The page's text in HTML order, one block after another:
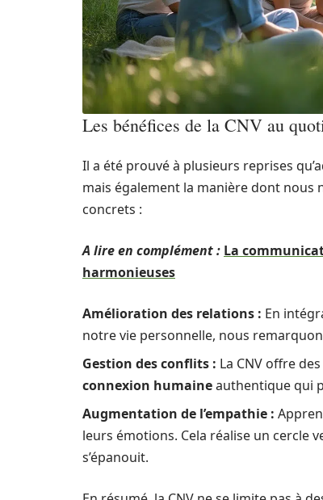
Les bénéfices de la CNV au
Il a été prouvé à plusieurs reprises
mais également la manière dont nous
concrets :
A lire en complément : La
harmonieuses
Amélioration des relations : En
notre vie personnelle, nous
Gestion des conflits : La CNV offre
connexion humaineauthentique qui
Augmentation de l’empathie :
leurs émotions. Cela réalise un cercle
s’épanouit.